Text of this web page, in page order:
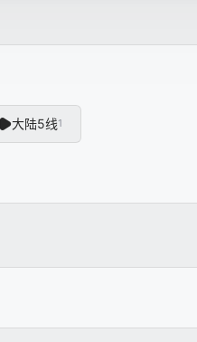
大陆5线1